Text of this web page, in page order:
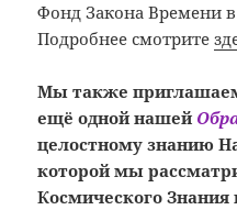
Фонд Закона Времени
Подробнее смотрите
Мы также
ещё одной нашей
целостному знанию
которой мы
Космического Знания